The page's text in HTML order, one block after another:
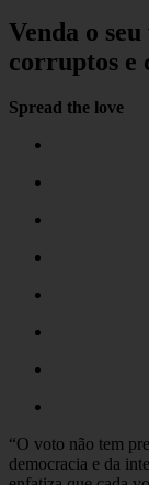
Venda o
corruptos e
Spread the love
“O voto não tem
democracia e da